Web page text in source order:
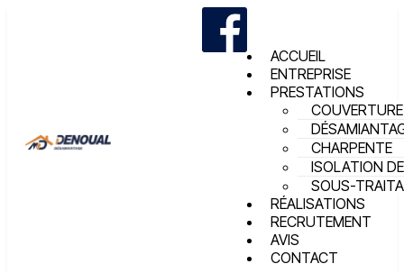
ACCUEIL
ENTREPRISE
PRESTATIONS
COUVERTURE
CHARPENTE
ISOLATION
SOUS-
RÉALISATIONS
RECRUTEMENT
AVIS
CONTACT